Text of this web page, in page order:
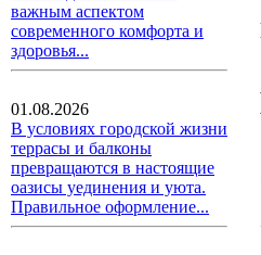
важным аспектом
современного комфорта и
здоровья...
01.08.2026
В условиях городской жизни
террасы и балконы
превращаются в настоящие
оазисы уединения и уюта.
Правильное оформление...